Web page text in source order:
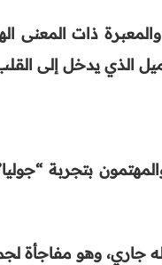
ذات المعنى
الذي يدخل إلى
بتجربة
جاري، وهو مفاجأة